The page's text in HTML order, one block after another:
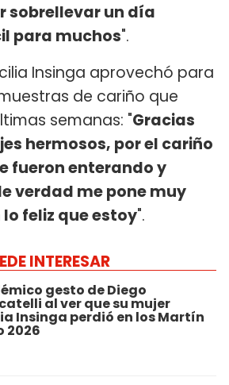
sobrellevar un día
para muchos".
Insinga aprovechó para
de cariño que
semanas: "Gracias
hermosos, por el cariño
fueron enterando y
verdad me pone muy
lo feliz que estoy".
INTERESAR
gesto de Diego
al ver que su mujer
Insinga perdió en los Martín
2026